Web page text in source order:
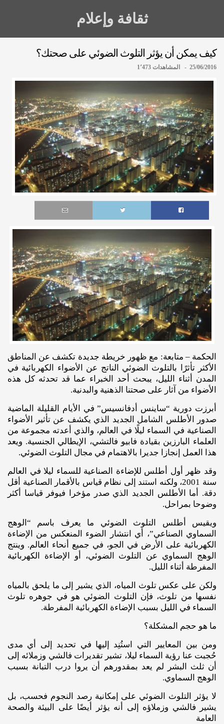
ثقافة وإعلام
كيف يمكن أن يؤثر التلوث الضوئي على صحتك؟
25/06/2016 - المشاهدات 1٬473
الحكمة – متابعة: مع ظهور خريطة جديدة تكشف عن المناطق
الأكثر تأثرًا بالتلوث الضوئي الناتج عن الأضواء الكهربائية في
المدن أثناء الليل، يبحث أحد الخبراء عما قد تحدثه كل هذه
الأضواء من آثار على صحتنا الذهنية والبدنية.
أبرزت دورية “ساينس أدفانسيس” في الأيام القليلة الماضية
صدور الأطلس الشامل الجديد الذي يكشف عن تأثير الأضواء
الصناعية في السماء ليلًا في العالم، والذي أعدته مجموعة من
العلماء البارزين بقيادة فابيو فالتشي، الإيطالي الجنسية. ويعد
هذا العمل إنجازا جديرا بالاهتمام في مجال التلوث الضوئي.
وقد ظهر أول أطلس للإضاءة الصناعية للسماء ليلا في العالم
سنة 2001، ولكنه استند إلى نظام قياس بالأقمار الصناعية أقل
دقة. أما الأطلس الجديد الذي صدر مؤخرا فيوفر قياسا أكثر
وضوحا بمراحل.
ويقيس أطلس التلوث الضوئي ما يعرف باسم “الوهج
السماوي الصناعي”، أي انتشار الضوء المنعكس من الإضاءة
الكهربائية على الأرض في الجو، في جميع أنحاء العالم. وينتج
الوهج السماوي عن التلوث الضوئي، أو الإضاءة الكهربائية
المفرطة أثناء الليل.
ولكن على عكس تلوث المياه، الذي يشير إلى ما يلحق بالمياه
نفسها من تلوث، فإن التلوث الضوئي هو في جوهره تلوث
السماء في الليل بسبب الإضاءة الكهربائية المفرطة.
ما هو حجم المشكلة؟
ومن بين المعايير التي استُنِد إليها في تحديد إلى أي مدى
حُجبت عنا رؤية السماء ليلا، تشير تقديرات فالشي وزملائه إلى
أن ثلث البشر لم يعد بمقدورهم أن يروا درب التبانة بسبب
الوهج السماوي.
لا يؤثر التلوث الضوئي على إمكانية رصد النجوم فحسب، بل
يشير فالشي وزملاؤه إلى أنه يؤثر أيضًا على البيئة والصحة
العامة